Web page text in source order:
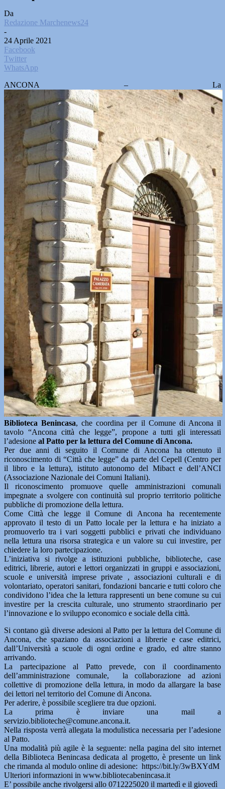
Da
Redazione Marchenews24
-
24 Aprile 2021
Facebook
Twitter
WhatsApp
ANCONA – La
Biblioteca Benincasa, che coordina per il Comune di Ancona il
tavolo “Ancona città che legge”, propone a tutti gli interessati
l’adesione al Patto per la lettura del Comune di Ancona.
Per due anni di seguito il Comune di Ancona ha ottenuto il
riconoscimento di “Città che legge” da parte del Cepell (Centro per
il libro e la lettura), istituto autonomo del Mibact e dell’ANCI
(Associazione Nazionale dei Comuni Italiani).
Il riconoscimento promuove quelle amministrazioni comunali
impegnate a svolgere con continuità sul proprio territorio politiche
pubbliche di promozione della lettura.
Come Città che legge il Comune di Ancona ha recentemente
approvato il testo di un Patto locale per la lettura e ha iniziato a
promuoverlo tra i vari soggetti pubblici e privati che individuano
nella lettura una risorsa strategica e un valore su cui investire, per
chiedere la loro partecipazione.
L’iniziativa si rivolge a istituzioni pubbliche, biblioteche, case
editrici, librerie, autori e lettori organizzati in gruppi e associazioni,
scuole e università imprese private , associazioni culturali e di
volontariato, operatori sanitari, fondazioni bancarie e tutti coloro che
condividono l’idea che la lettura rappresenti un bene comune su cui
investire per la crescita culturale, uno strumento straordinario per
l’innovazione e lo sviluppo economico e sociale della città.
Si contano già diverse adesioni al Patto per la lettura del Comune di
Ancona, che spaziano da associazioni a librerie e case editrici,
dall’Università a scuole di ogni ordine e grado, ed altre stanno
arrivando.
La partecipazione al Patto prevede, con il coordinamento
dell’amministrazione comunale, la collaborazione ad azioni
collettive di promozione della lettura, in modo da allargare la base
dei lettori nel territorio del Comune di Ancona.
Per aderire, è possibile scegliere tra due opzioni.
La prima è inviare una mail a
servizio.biblioteche@comune.ancona.it.
Nella risposta verrà allegata la modulistica necessaria per l’adesione
al Patto.
Una modalità più agile è la seguente: nella pagina del sito internet
della Biblioteca Benincasa dedicata al progetto, è presente un link
che rimanda al modulo online di adesione: https://bit.ly/3wBXYdM
Ulteriori informazioni in www.bibliotecabenincasa.it
E’ possibile anche rivolgersi allo 0712225020 il martedì e il giovedì